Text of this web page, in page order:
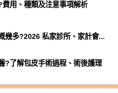
用、種類及注意事項解析
幾多?2026 私家診所、家計會...
?了解包皮手術過程、術後護理